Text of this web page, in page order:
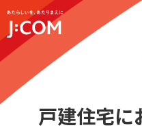
戸建住宅に